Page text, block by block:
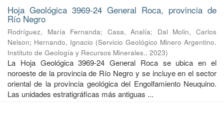
Hoja Geológica 3969-24 General Roca, provincia de
Río Negro
Rodríguez, María Fernanda; Casa, Analía; Dal Molin, Carlos
Nelson; Hernando, Ignacio (Servicio Geológico Minero Argentino.
Instituto de Geología y Recursos Minerales., 2023)
La Hoja Geológica 3969-24 General Roca se ubica en el
noroeste de la provincia de Río Negro y se incluye en el sector
oriental de la provincia geológica del Engolfamiento Neuquino.
Las unidades estratigráficas más antiguas ...